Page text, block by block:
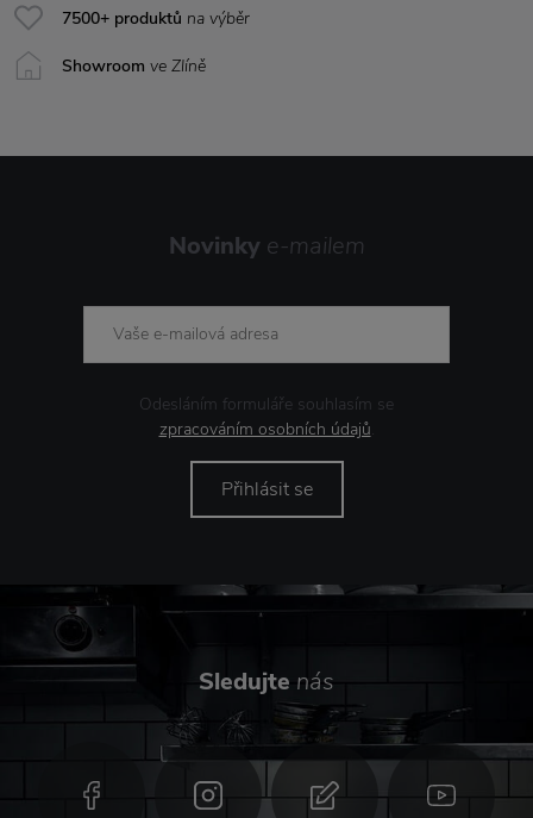
7500+ produktů na výběr
Showroom ve Zlíně
Novinky e-mailem
Odesláním formuláře souhlasím se
zpracováním osobních údajů.
Přihlásit se
Sledujte nás